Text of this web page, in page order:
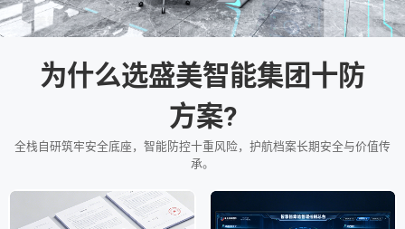
为什么选盛美智能集团十防
方案?
全栈自研筑牢安全底座，智能防控十重风险，护航档案长期安全与价值传
承。